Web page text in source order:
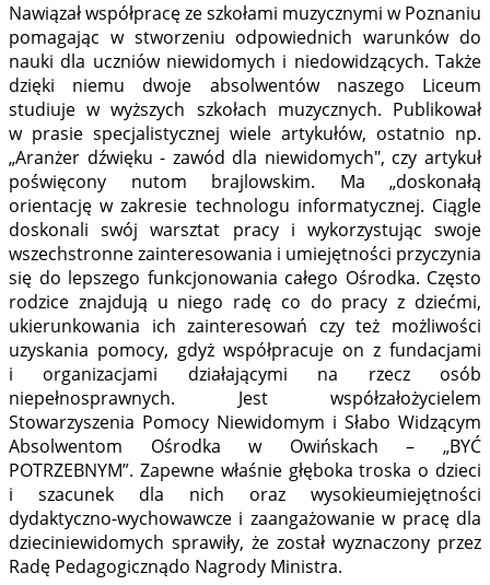
Nawiązał współpracę ze szkołami muzycznymi w Poznaniu
pomagając w stworzeniu odpowiednich warunków do
nauki dla uczniów niewidomych i niedowidzących. Także
dzięki niemu dwoje absolwentów naszego Liceum
studiuje w wyższych szkołach muzycznych. Publikował
w prasie specjalistycznej wiele artykułów, ostatnio np.
„Aranżer dźwięku - zawód dla niewidomych", czy artykuł
poświęcony nutom brajlowskim. Ma „doskonałą
orientację w zakresie technologu informatycznej. Ciągle
doskonali swój warsztat pracy i wykorzystując swoje
wszechstronne zainteresowania i umiejętności przyczynia
się do lepszego funkcjonowania całego Ośrodka. Często
rodzice znajdują u niego radę co do pracy z dziećmi,
ukierunkowania ich zainteresowań czy też możliwości
uzyskania pomocy, gdyż współpracuje on z fundacjami
i organizacjami działającymi na rzecz osób
niepełnosprawnych. Jest współzałożycielem
Stowarzyszenia Pomocy Niewidomym i Słabo Widzącym
Absolwentom Ośrodka w Owińskach – „BYĆ
POTRZEBNYM”. Zapewne właśnie głęboka troska o dzieci
i szacunek dla nich oraz wysokieumiejętności
dydaktyczno-wychowawcze i zaangażowanie w pracę dla
dzieciniewidomych sprawiły, że został wyznaczony przez
Radę Pedagogicznądo Nagrody Ministra.